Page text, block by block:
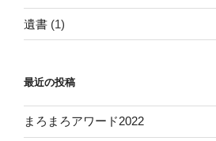
遺書 (1)
最近の投稿
まろまろアワード2022